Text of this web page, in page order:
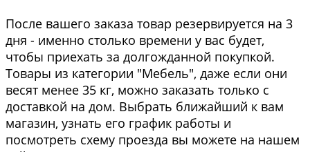
После вашего заказа товар резервируется на 3
дня - именно столько времени у вас будет,
чтобы приехать за долгожданной покупкой.
Товары из категории "Мебель", даже если они
весят менее 35 кг, можно заказать только с
доставкой на дом. Выбрать ближайший к вам
магазин, узнать его график работы и
посмотреть схему проезда вы можете на нашем